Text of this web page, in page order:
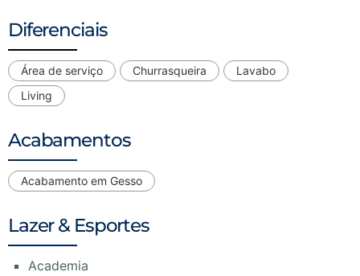
Diferenciais
Área de serviço Churrasqueira
Lavabo
Living
Acabamentos
Acabamento em Gesso
Lazer & Esportes
Academia